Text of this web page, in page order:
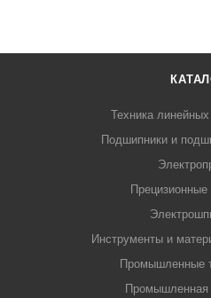
Техника
Подшипники и
Прецизионные
Инструменты и
Промышленные
Промышленная